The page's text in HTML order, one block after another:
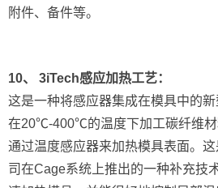
附件、备件等。
10、 3iTech感应加热工艺：
这是一种将感应器集成在模具中的
在20℃-400℃的温度下加工碳纤维材
通过温度感应器来加热模具表面。
司在Cage系统上推出的一种补充技